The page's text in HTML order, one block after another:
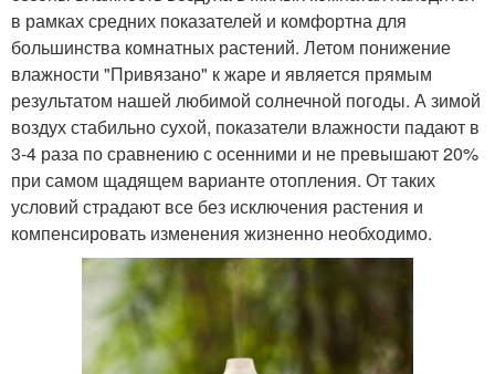
в рамках средних показателей и комфортна для
большинства комнатных растений. Летом понижение
влажности "Привязано" к жаре и является прямым
результатом нашей любимой солнечной погоды. А зимой
воздух стабильно сухой, показатели влажности падают в
3-4 раза по сравнению с осенними и не превышают 20%
при самом щадящем варианте отопления. От таких
условий страдают все без исключения растения и
компенсировать изменения жизненно необходимо.